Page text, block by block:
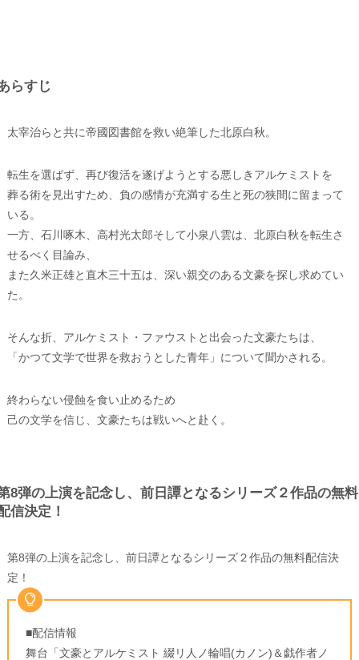
らすじ
太宰治らと共に帝國図書館を救い絶筆した北原白秋。
転生を選ばず、再び復活を遂げようとする悪しきアルケミストを
葬る術を見出すため、負の感情が充満する生と死の狭間に留まって
いる。
一方、石川啄木、高村光太郎そして小泉八雲は、北原白秋を転生さ
せるべく目論み、
また久米正雄と直木三十五は、深い親交のある文豪を探し求めてい
た。
そんな折、アルケミスト・ファウストと出会った文豪たちは、
「かつて文学で世界を救おうとした青年」について聞かされる。
終わらない侵蝕を食い止めるため
己の文学を信じ、文豪たちは戦いへと赴く。
8弾の上演を記念し、前日譚となるシリーズ２作品の無料
信決定！
第8弾の上演を記念し、前日譚となるシリーズ２作品の無料配信決
定！
■配信情報
舞台「文豪とアルケミスト 綴リ人ノ輪唱(カノン)＆戯作者ノ